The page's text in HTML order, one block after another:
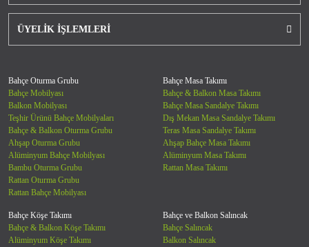
ÜYELİK İŞLEMLERİ
Bahçe Oturma Grubu
Bahçe Mobilyası
Balkon Mobilyası
Teşhir Ürünü Bahçe Mobilyaları
Bahçe & Balkon Oturma Grubu
Ahşap Oturma Grubu
Alüminyum Bahçe Mobilyası
Bambu Oturma Grubu
Rattan Oturma Grubu
Rattan Bahçe Mobilyası
Bahçe Masa Takımı
Bahçe & Balkon Masa Takımı
Bahçe Masa Sandalye Takımı
Dış Mekan Masa Sandalye Takımı
Teras Masa Sandalye Takımı
Ahşap Bahçe Masa Takımı
Alüminyum Masa Takımı
Rattan Masa Takımı
Bahçe Köşe Takımı
Bahçe & Balkon Köşe Takımı
Alüminyum Köşe Takımı
Bahçe ve Balkon Salıncak
Bahçe Salıncak
Balkon Salıncak